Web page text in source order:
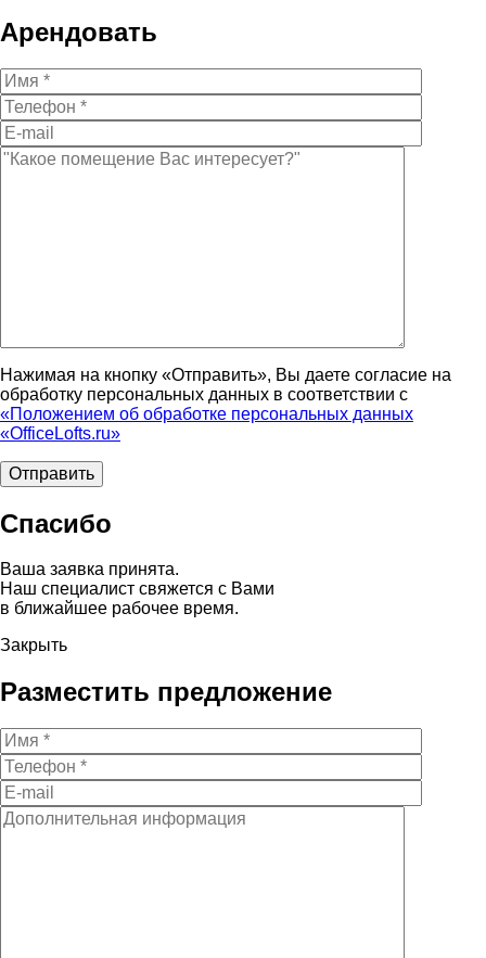
Арендовать
Нажимая на кнопку «Отправить», Вы даете согласие на
обработку персональных данных в соответствии с
«Положением об обработке персональных данных
«OfficeLofts.ru»
Спасибо
Ваша заявка принята.
Наш специалист свяжется с Вами
в ближайшее рабочее время.
Закрыть
Разместить предложение